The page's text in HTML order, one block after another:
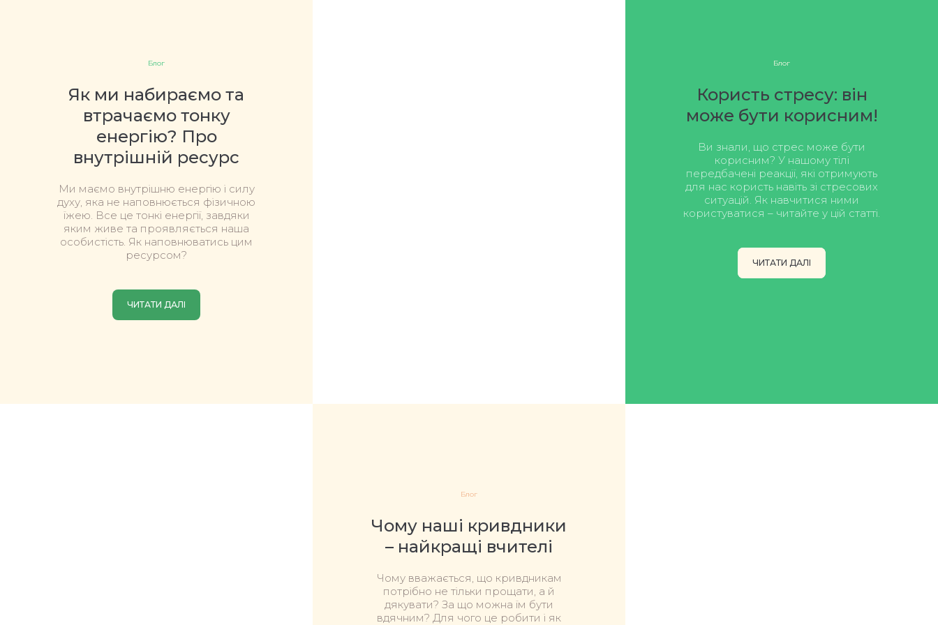
Блог
Як ми набираємо та
втрачаємо тонку
енергію? Про
внутрішній ресурс
Ми маємо внутрішню енергію і силу
духу, яка не наповнюється фізичною
їжею. Все це тонкі енергії, завдяки
яким живе та проявляється наша
особистість. Як наповнюватись цим
ресурсом?
ЧИТАТИ ДАЛІ
Блог
Користь стресу: він
може бути корисним!
Ви знали, що стрес може бути
корисним? У нашому тілі
передбачені реакції, які отримують
для нас користь навіть зі стресових
ситуацій. Як навчитися ними
користуватися – читайте у цій статті.
ЧИТАТИ ДАЛІ
Блог
Чому наші кривдники
– найкращі вчителі
Чому вважається, що кривдникам
потрібно не тільки прощати, а й
дякувати? За що можна їм бути
вдячним? Для чого це робити і як